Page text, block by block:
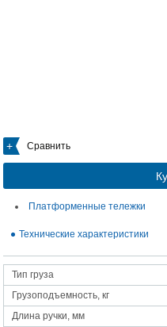
Сравнить
Платформенные тележки
Технические характеристики
Тип груза
Грузоподъемность, кг
Длина ручки, мм